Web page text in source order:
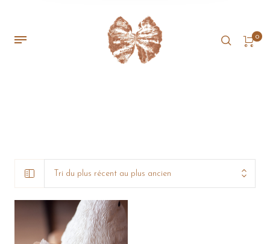
0
Tri du plus récent au plus ancien